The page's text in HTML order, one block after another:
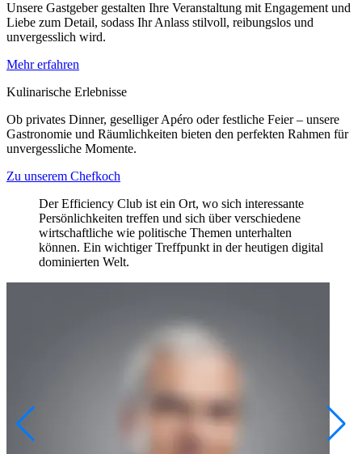
Unsere Gastgeber gestalten Ihre Veranstaltung mit Engagement und
Liebe zum Detail, sodass Ihr Anlass stilvoll, reibungslos und
unvergesslich wird.
Mehr erfahren
Kulinarische Erlebnisse
Ob privates Dinner, geselliger Apéro oder festliche Feier – unsere
Gastronomie und Räumlichkeiten bieten den perfekten Rahmen für
unvergessliche Momente.
Zu unserem Chefkoch
Der Efficiency Club ist ein Ort, wo sich interessante
Persönlichkeiten treffen und sich über verschiedene
wirtschaftliche wie politische Themen unterhalten
können. Ein wichtiger Treffpunkt in der heutigen digital
dominierten Welt.